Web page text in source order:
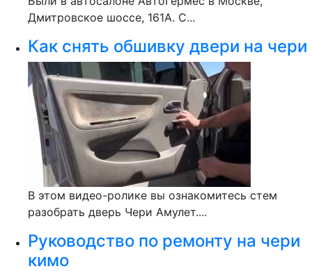
Дмитровское шоссе, 161А. С...
Как снять обшивку двери на чери
В этом видео-ролике вы ознакомитесь стем
разобрать дверь Чери Амулет....
Руководство по ремонту на чери
кимо